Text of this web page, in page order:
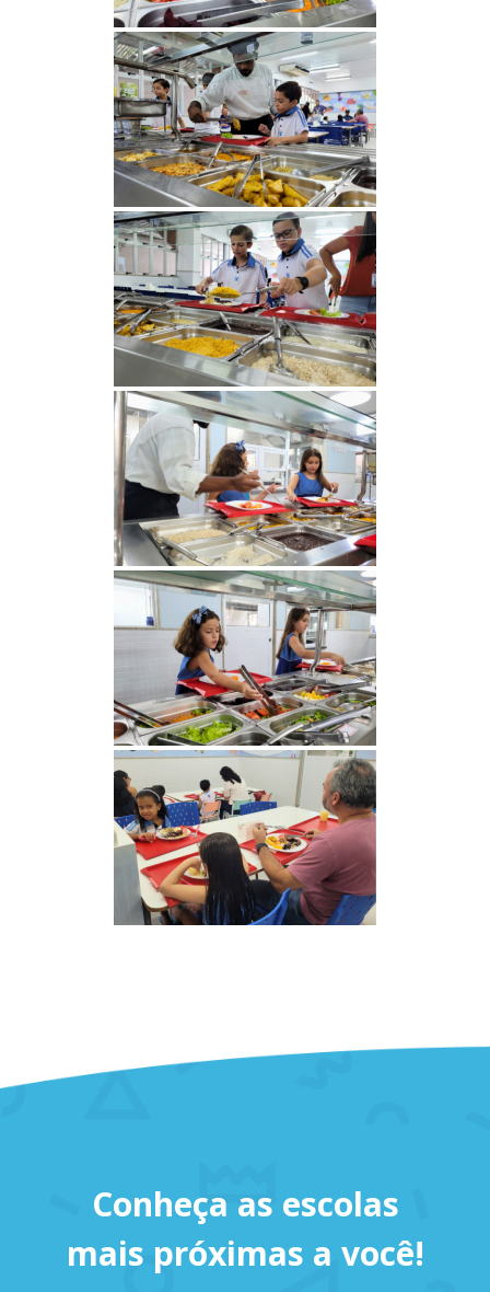
Conheça as escolas
mais próximas a você!